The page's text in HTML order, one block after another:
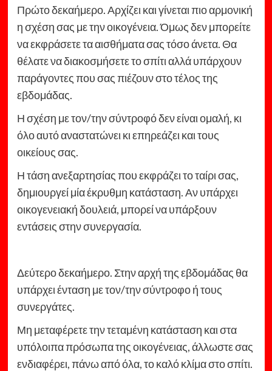
Πρώτο δεκαήμερο. Αρχίζει και γίνεται πιο αρμονική
η σχέση σας με την οικογένεια. Όμως δεν μπορείτε
να εκφράσετε τα αισθήματα σας τόσο άνετα. Θα
θέλατε να διακοσμήσετε το σπίτι αλλά υπάρχουν
παράγοντες που σας πιέζουν στο τέλος της
εβδομάδας.
Η σχέση με τον/την σύντροφό δεν είναι ομαλή, κι
όλο αυτό αναστατώνει κι επηρεάζει και τους
οικείους σας.
Η τάση ανεξαρτησίας που εκφράζει το ταίρι σας,
δημιουργεί μία έκρυθμη κατάσταση. Αν υπάρχει
οικογενειακή δουλειά, μπορεί να υπάρξουν
εντάσεις στην συνεργασία.
Δεύτερο δεκαήμερο. Στην αρχή της εβδομάδας θα
υπάρχει ένταση με τον/την σύντροφο ή τους
συνεργάτες.
Μη μεταφέρετε την τεταμένη κατάσταση και στα
υπόλοιπα πρόσωπα της οικογένειας, άλλωστε σας
ενδιαφέρει, πάνω από όλα, το καλό κλίμα στο σπίτι.